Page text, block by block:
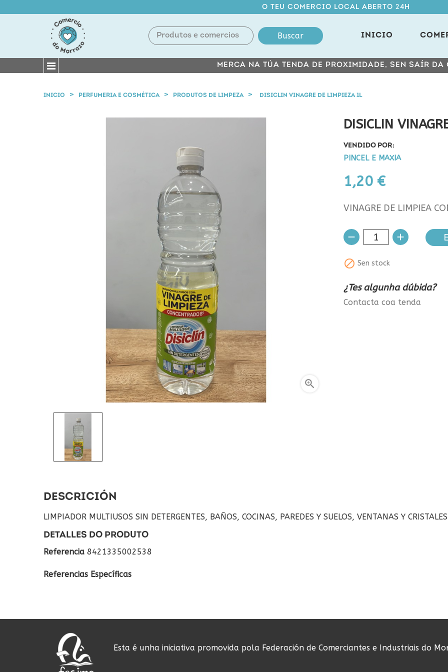
O TEU COMERCIO LOCAL ABERTO 24H
Buscar INICIO
MERCA NA TÚA TENDA DE PROXIMIDADE, SEN SAÍR DA
INICIO PERFUMERIA E COSMÉTICA PRODUTOS DE LIMPEZA DISICLIN VINAGRE DE LIMPIEZA 1L

DISICLIN
VENDIDO POR:
PINCEL E MAXIA
1,20 €
VINAGRE DE LIMPIEA
 Sen stock
¿Tes algunha dúbida?
Contacta coa tenda
DESCRICIÓN
LIMPIADOR MULTIUSOS SIN DETERGENTES, BAÑOS, COCINAS, PAREDES Y SUELOS, VENTANAS Y CRISTALES
DETALLES DO PRODUTO
Referencia 8421335002538
Referencias Específicas
Esta é unha iniciativa promovida pola Federación de Comerciantes e Industriais do